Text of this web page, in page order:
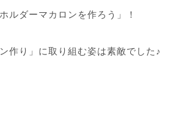
ルダーマカロンを作ろう」！
作り」に取り組む姿は素敵でした♪